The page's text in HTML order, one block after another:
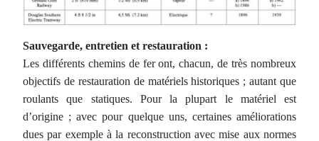
Sauvegarde, entretien et restauration :
Les différents chemins de fer ont, chacun, de très nombreux
objectifs de restauration de matériels historiques ; autant que
roulants que statiques. Pour la plupart le matériel est
d’origine ; avec pour quelque uns, certaines améliorations
dues par exemple à la reconstruction avec mise aux normes